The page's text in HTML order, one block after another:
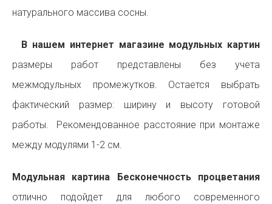
натурального массива сосны.
В нашем интернет магазине модульных картин
размеры работ представлены без учета
межмодульных промежутков. Остается выбрать
фактический размер: ширину и высоту готовой
работы. Рекомендованное расстояние при монтаже
между модулями 1-2 см.
Модульная картина Бесконечность процветания
отлично подойдет для любого современного